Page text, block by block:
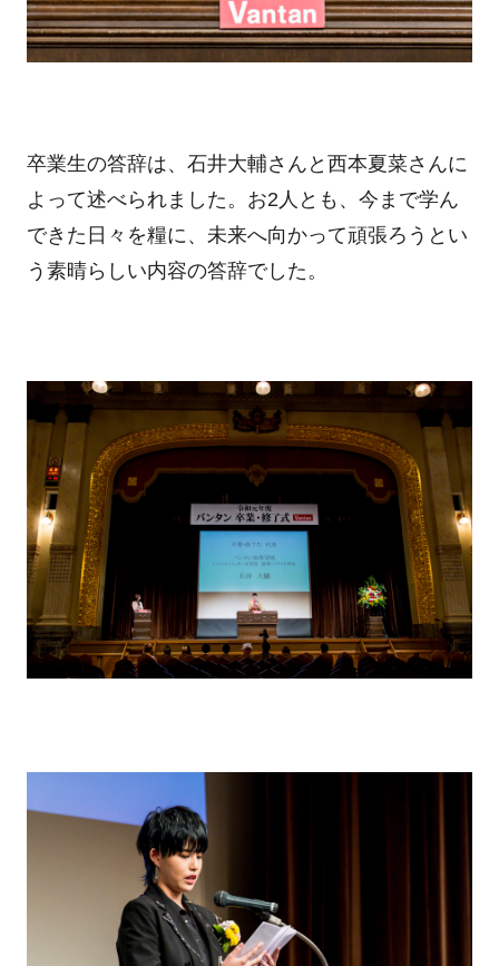
卒業生の答辞は、石井大輔さんと西本夏菜さんに
よって述べられました。お2人とも、今まで学ん
できた日々を糧に、未来へ向かって頑張ろうとい
う素晴らしい内容の答辞でした。